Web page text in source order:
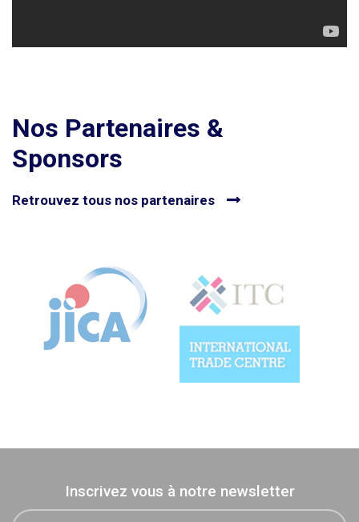
Nos Partenaires &
Sponsors
Retrouvez tous nos partenaires
Inscrivez vous à notre newsletter